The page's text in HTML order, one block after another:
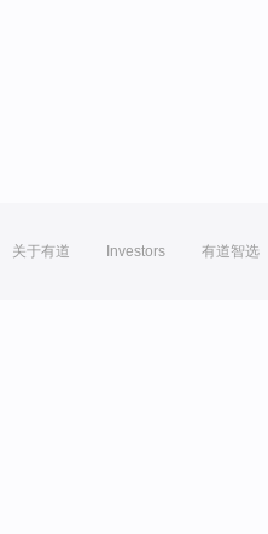
关于有道 Investors 有道智选